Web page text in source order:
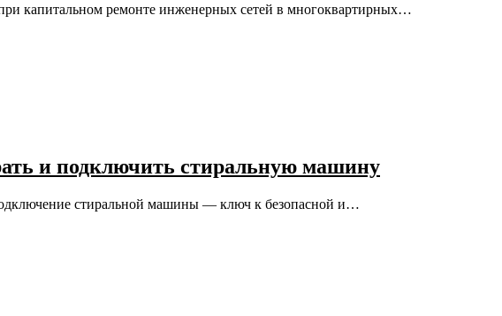
при капитальном ремонте инженерных сетей в многоквартирных…
и подключить стиральную машину
стиральной машины — ключ к безопасной и…